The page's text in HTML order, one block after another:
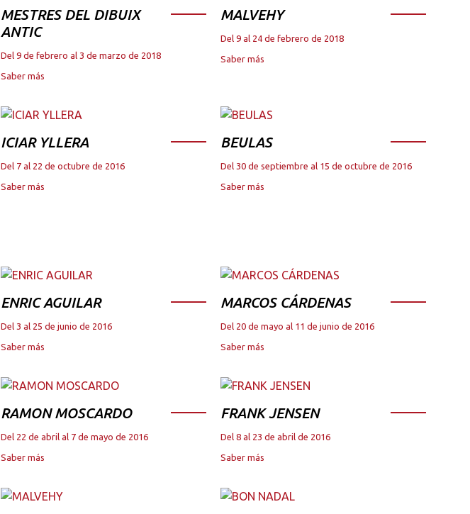
MESTRES DEL DIBUIX
ANTIC
Del 9 de febrero al 3 de marzo de 2018
Saber más
MALVEHY
Del 9 al 24 de febrero de 2018
Saber más
ICIAR YLLERA
Del 7 al 22 de octubre de 2016
Saber más
BEULAS
Del 30 de septiembre al 15 de octubre de 2016
Saber más
ENRIC AGUILAR
Del 3 al 25 de junio de 2016
Saber más
MARCOS CÁRDENAS
Del 20 de mayo al 11 de junio de 2016
Saber más
RAMON MOSCARDO
Del 22 de abril al 7 de mayo de 2016
Saber más
FRANK JENSEN
Del 8 al 23 de abril de 2016
Saber más